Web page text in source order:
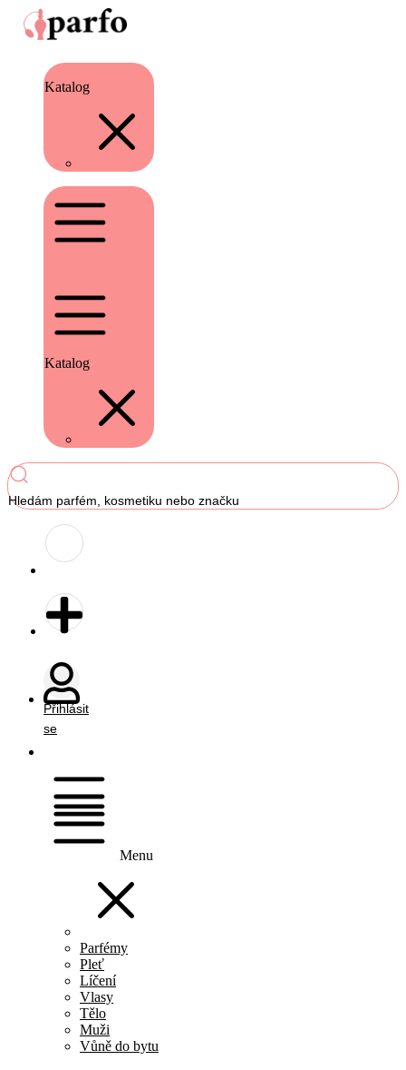
Katalog
Katalog
Hledám parfém, kosmetiku nebo značku
Přihlásit
se
Menu
Parfémy
Pleť
Líčení
Vlasy
Tělo
Muži
Vůně do bytu